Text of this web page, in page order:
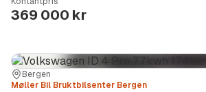
Type:
Year:
Type:
369 000 kr
Sted:Bergen
Forhandler:
Møller Bil Bruktbilsenter Bergen